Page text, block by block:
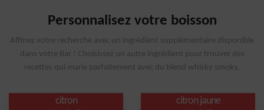
Personnalisez votre boisson
Affinez votre recherche avec un ingrédient supplémentaire disponible
dans votre Bar ! Choisissez un autre ingrédient pour trouver des
recettes qui marie parfaitement avec du blend whisky smoky.
citron citron jaune